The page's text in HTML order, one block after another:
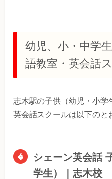
幼児、小・中学
語教室・英会話
志木駅の子供（幼児・小学
英会話スクールは以下のと
シェーン英会話
学生）｜志木校